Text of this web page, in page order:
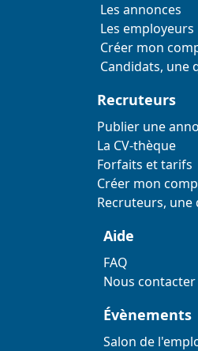
Les annonces
Les employeurs
Créer mon
Candidats, une
Recruteurs
Publier une
La CV-thèque
Forfaits et tarifs
Créer mon
Recruteurs, une
Aide
FAQ
Nous contacter
Évènements
Salon de